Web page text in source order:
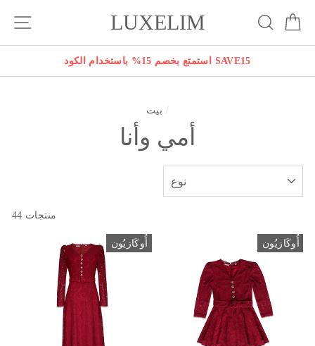
إلى
LUXELIM يبحث
استمتع بخصم 15% باستخدام الكود SAVE15
بيت /
أمي وأنا
44 منتجات
أُوكَازيُون أُوكَازيُون